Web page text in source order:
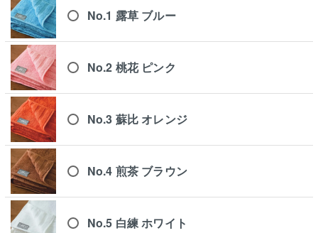
No.1 露草 ブルー
No.2 桃花 ピンク
No.3 蘇比 オレンジ
No.4 煎茶 ブラウン
No.5 白練 ホワイト